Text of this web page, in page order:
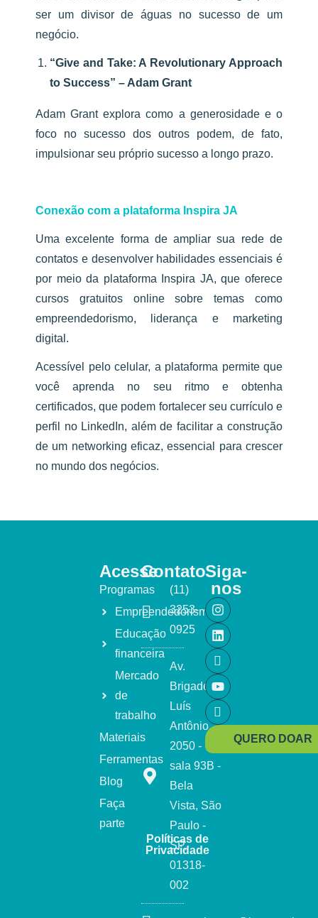
ser um divisor de águas no sucesso de um
negócio.
“Give and Take: A Revolutionary Approach
to Success” – Adam Grant
Adam Grant explora como a generosidade e o
foco no sucesso dos outros podem, de fato,
impulsionar seu próprio sucesso a longo prazo.
Conexão com a plataforma Inspira JA
Uma excelente forma de ampliar sua rede de
contatos e desenvolver habilidades essenciais é
por meio da plataforma Inspira JA, que oferece
cursos gratuitos online sobre temas como
empreendedorismo, liderança e marketing
digital.
Acessível pelo celular, a plataforma permite que
você aprenda no seu ritmo e obtenha
certificados, que podem fortalecer seu currículo e
perfil no LinkedIn, além de facilitar a construção
de um networking eficaz, essencial para crescer
no mundo dos negócios.
Acesse
Programas
Empreendedorismo
Educação
financeira
Mercado
de
trabalho
Materiais
Ferramentas
Blog
Faça
parte
Políticas de
Privacidade
Contato
(11)
3253-
0925
Av.
Brigadeiro
Luís
Antônio,
2050 -
sala 93B -
Bela
Vista, São
Paulo -
SP,
01318-
002
Siga-
nos
QUERO DOAR